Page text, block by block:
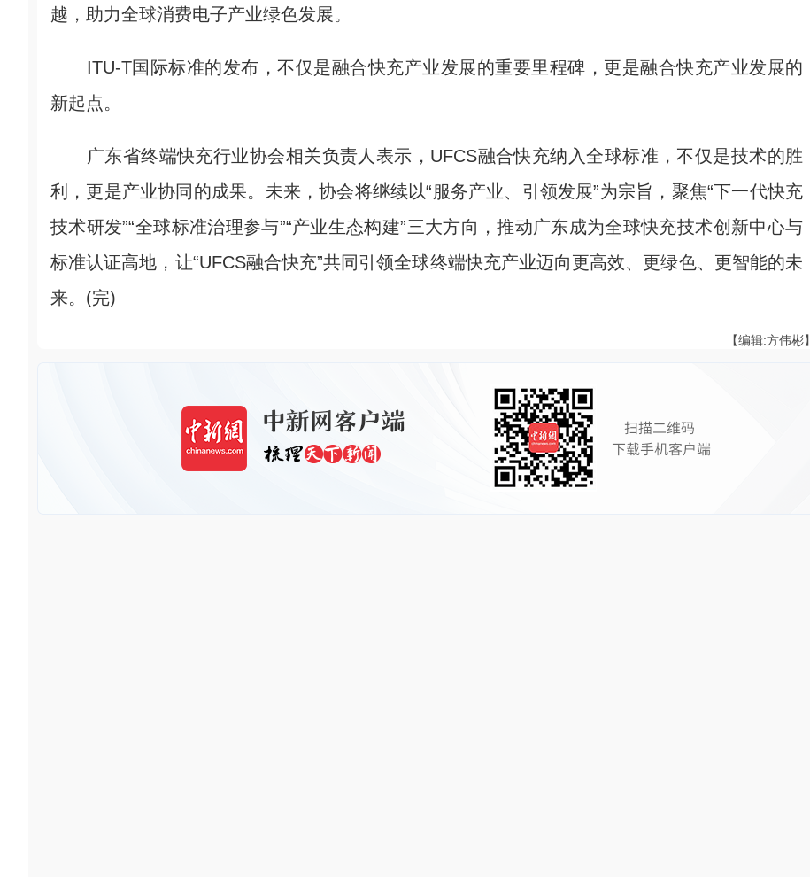
越，助力全球消费电子产业绿色发展。
ITU-T国际标准的发布，不仅是融合快充产业发展的重要里程碑，更是融合快充产业发展的
新起点。
广东省终端快充行业协会相关负责人表示，UFCS融合快充纳入全球标准，不仅是技术的胜
利，更是产业协同的成果。未来，协会将继续以“服务产业、引领发展”为宗旨，聚焦“下一代快充
技术研发”“全球标准治理参与”“产业生态构建”三大方向，推动广东成为全球快充技术创新中心与
标准认证高地，让“UFCS融合快充”共同引领全球终端快充产业迈向更高效、更绿色、更智能的未
来。(完)
【编辑:方伟彬】